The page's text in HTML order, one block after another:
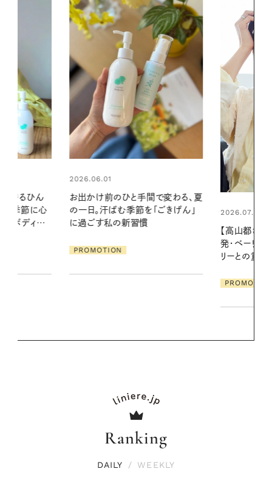
変わる、夏
ごきげん」
2026.07.21
リーとの重ねづけも素敵な大人の
2026.06.01
える夜の爽
Ranking
DAILY / WEEKLY